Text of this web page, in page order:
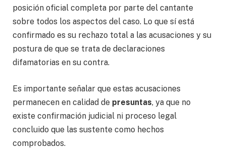
posición oficial completa por parte del cantante
sobre todos los aspectos del caso. Lo que sí está
confirmado es su rechazo total a las acusaciones y su
postura de que se trata de declaraciones
difamatorias en su contra.
Es importante señalar que estas acusaciones
permanecen en calidad de presuntas, ya que no
existe confirmación judicial ni proceso legal
concluido que las sustente como hechos
comprobados.